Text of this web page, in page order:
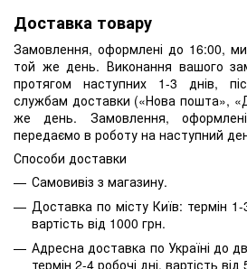
Доставка товару
Замовлення, оформлені до 16:00,
той же день. Виконання вашого
протягом наступних 1-3 днів,
службам доставки («Нова пошта»,
же день. Замовлення,
передаємо в роботу на наступний
Способи доставки
Самовивіз з магазину.
Доставка по місту Київ: термін 1-
вартість від 1000 грн.
Адресна доставка по Україні до
термін 2-4 робочі дні, вартість від